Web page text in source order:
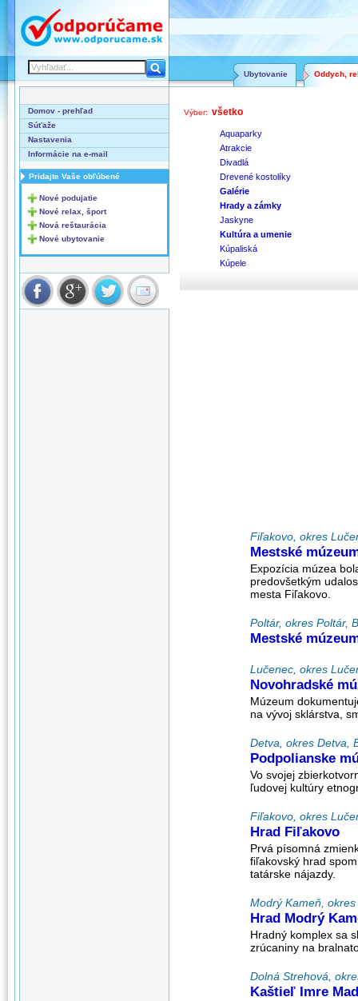
Oddych,
Ubytovanie
Domov - prehľad
Súťaže
Nastavenia
Informácie na e-mail
Pridajte Vaše obľúbené
Nové podujatie
Nové relax, šport
Nová reštaurácia
Nové ubytovanie
Výber: všetko
Aquaparky
Atrakcie
Divadlá
Drevené kostolíky
Galérie
Hrady a zámky
Jaskyne
Kultúra a umenie
Kúpaliská
Kúpele
Fiľakovo, okres
Mestské
Expozícia múzea
predovšetkým
mesta Fiľakovo.
Poltár, okres Poltár,
Mestské
Lučenec, okres
Novohradské
Múzeum
na vývoj sklárstva,
Detva, okres Detva,
Podpolianske
Vo svojej
ľudovej kultúry
Fiľakovo, okres
Hrad Fiľakovo
Prvá písomná
fiľakovský hrad
tatárske nájazdy.
Modrý Kameň,
Hrad Modrý
Hradný komplex sa
zrúcaniny na
Dolná Strehová,
Kaštieľ Imre